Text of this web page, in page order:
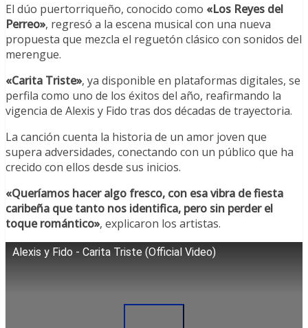
El dúo puertorriqueño, conocido como «Los Reyes del
Perreo», regresó a la escena musical con una nueva
propuesta que mezcla el reguetón clásico con sonidos del
merengue.
«Carita Triste», ya disponible en plataformas digitales, se
perfila como uno de los éxitos del año, reafirmando la
vigencia de Alexis y Fido tras dos décadas de trayectoria.
La canción cuenta la historia de un amor joven que
supera adversidades, conectando con un público que ha
crecido con ellos desde sus inicios.
«Queríamos hacer algo fresco, con esa vibra de fiesta
caribeña que tanto nos identifica, pero sin perder el
toque romántico», explicaron los artistas.
Alexis y Fido - Carita Triste (Official Video)